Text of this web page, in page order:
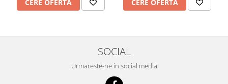
CERE OFERTA CERE OFERTA
SOCIAL
Urmareste-ne in social media